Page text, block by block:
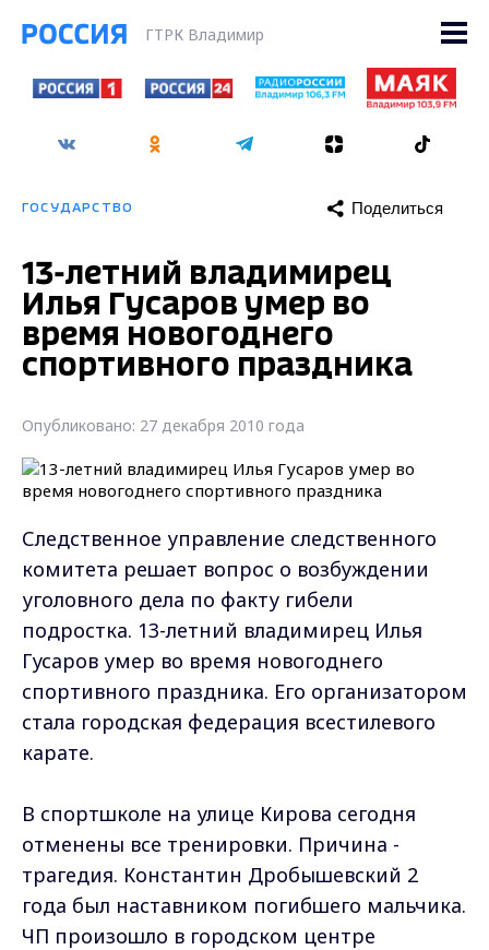
ГТРК Владимир
ГОСУДАРСТВО Поделиться
13-летний владимирец
Илья Гусаров умер во
время новогоднего
спортивного праздника
Опубликовано: 27 декабря 2010 года
Следственное управление следственного
комитета решает вопрос о возбуждении
уголовного дела по факту гибели
подростка. 13-летний владимирец Илья
Гусаров умер во время новогоднего
спортивного праздника. Его организатором
стала городская федерация всестилевого
карате.
В спортшколе на улице Кирова сегодня
отменены все тренировки. Причина -
трагедия. Константин Дробышевский 2
года был наставником погибшего мальчика.
ЧП произошло в городском центре